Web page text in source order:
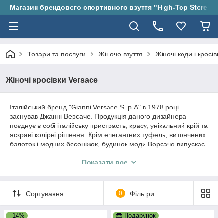
Магазин брендового спортивного взуття "High-Top Store"
Товари та послуги Жіноче взуття Жіночі кеди і
Жіночі кросівки Versace
Італійський бренд "Gianni Versace S. p.A" в 1978 році
заснував Джанні Версаче. Продукція даного дизайнера
поєднує в собі італійську пристрасть, красу, унікальний крій та
яскраві колірні рішення. Крім елегантних туфель, витончених
балеток і модних босоніжок, будинок моди Версаче випускає
якими Ви можете ознайомитися в даному
Замшеві та текстильні модні кросівки
Показати все
Сортування 0 Фільтри
–14% Подарунок